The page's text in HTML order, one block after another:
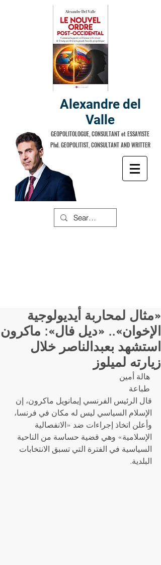
Alexandre del
Valle
GEOPOLITOLOGUE, CONSULTANT et ESSAYISTE
Phd. GEOPOLITIST, CONSULTANT AND WRITTER
«مثال لمحاربة أيديولوجية
الإخوان».. «ديل فال»: ماكرون
استشهد بعبدالناصر خلال
زيارته لميلوز
قال الرئيس الفرنسي إيمانويل ماكرون، إن
الإسلام السياسي ليس له مكان في فرنسا،
وأعلن اتخاذ إجراءات ضد «الانفصالية
الإسلامية» وهي قضية حساسة من الناحية
السياسية في الفترة التي تسبق الانتخابات
البلدية.